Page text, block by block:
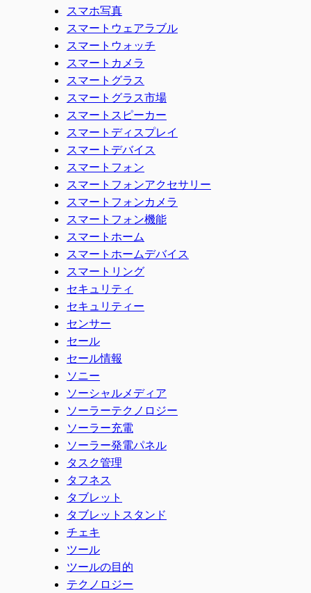
スマホ写真
スマートウェアラブル
スマートウォッチ
スマートカメラ
スマートグラス
スマートグラス市場
スマートスピーカー
スマートディスプレイ
スマートデバイス
スマートフォン
スマートフォンアクセサリー
スマートフォンカメラ
スマートフォン機能
スマートホーム
スマートホームデバイス
スマートリング
セキュリティ
セキュリティー
センサー
セール
セール情報
ソニー
ソーシャルメディア
ソーラーテクノロジー
ソーラー充電
ソーラー発電パネル
タスク管理
タフネス
タブレット
タブレットスタンド
チェキ
ツール
ツールの目的
テクノロジー